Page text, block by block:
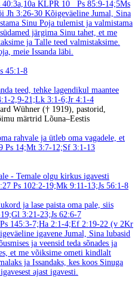
KLPR 10
Ps 85:9-14;5Ms
Jh 3:26-30 Kõigeväeline Jumal, Sina
Sinu Poja tulemist ja valmistama
järgima Sinu tahet, et me
ja Talle teed valmistaksime.
meie Issanda läbi.
45:1-8
teed, tehke lagendikul maantee
2,9-21;Lk 3:1-6;Jr 4:1-4
Wühner († 1919), pastorid,
märtrid Lõuna–Eestis
rahvale ja ütleb oma vagadele, et
Ps 14;Mt 3:7-12;Sf 3:1-13
- Temale olgu kirkus igavesti
Ps 102:2-19;Mk 9:11-13;Js 56:1-8
ja lase paista oma pale, siis
3:21-23;Js 62:6-7
Ps 145:3-7;Ha 2:1-4;Ef 2:19-22 (v 2Kr
igavene Jumal, Sina lubasid
ja veensid teda sõnades ja
et me võiksime ometi kindlalt
ja Issandaks, kes koos Sinuga
ajast igavesti.